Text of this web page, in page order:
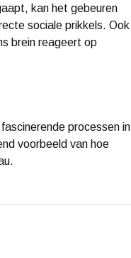
kan het gebeuren
sociale prikkels. Ook
brein reageert op
processen in
voorbeeld van hoe